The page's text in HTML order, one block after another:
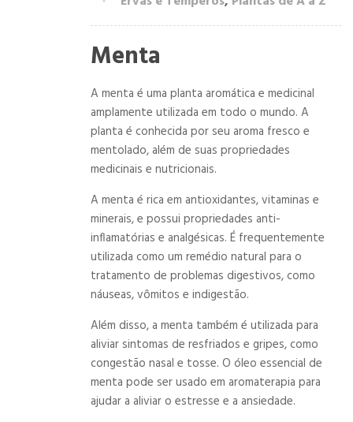
Menta
A menta é uma planta aromática e medicinal
amplamente utilizada em todo o mundo. A
planta é conhecida por seu aroma fresco e
mentolado, além de suas propriedades
medicinais e nutricionais.
A menta é rica em antioxidantes, vitaminas e
minerais, e possui propriedades anti-
inflamatórias e analgésicas. É frequentemente
utilizada como um remédio natural para o
tratamento de problemas digestivos, como
náuseas, vômitos e indigestão.
Além disso, a menta também é utilizada para
aliviar sintomas de resfriados e gripes, como
congestão nasal e tosse. O óleo essencial de
menta pode ser usado em aromaterapia para
ajudar a aliviar o estresse e a ansiedade.